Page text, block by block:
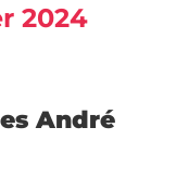
2024
André